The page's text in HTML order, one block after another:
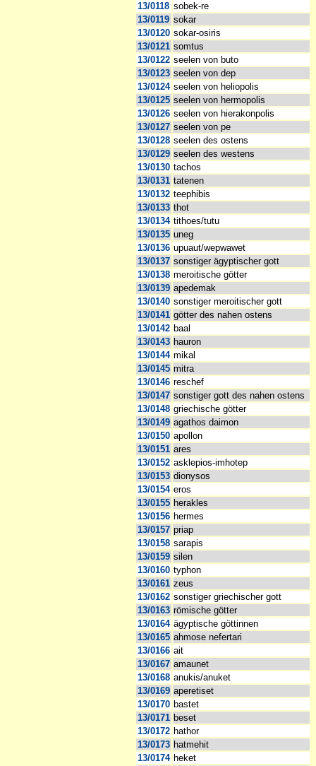
13/0118 sobek-re
13/0119 sokar
13/0120 sokar-osiris
13/0121 somtus
13/0122 seelen von buto
13/0123 seelen von dep
13/0124 seelen von heliopolis
13/0125 seelen von hermopolis
13/0126 seelen von hierakonpolis
13/0127 seelen von pe
13/0128 seelen des ostens
13/0129 seelen des westens
13/0130 tachos
13/0131 tatenen
13/0132 teephibis
13/0133 thot
13/0134 tithoes/tutu
13/0135 uneg
13/0136 upuaut/wepwawet
13/0137 sonstiger ägyptischer gott
13/0138 meroitische götter
13/0139 apedemak
13/0140 sonstiger meroitischer gott
13/0141 götter des nahen ostens
13/0142 baal
13/0143 hauron
13/0144 mikal
13/0145 mitra
13/0146 reschef
13/0147 sonstiger gott des nahen ostens
13/0148 griechische götter
13/0149 agathos daimon
13/0150 apollon
13/0151 ares
13/0152 asklepios-imhotep
13/0153 dionysos
13/0154 eros
13/0155 herakles
13/0156 hermes
13/0157 priap
13/0158 sarapis
13/0159 silen
13/0160 typhon
13/0161 zeus
13/0162 sonstiger griechischer gott
13/0163 römische götter
13/0164 ägyptische göttinnen
13/0165 ahmose nefertari
13/0166 ait
13/0167 amaunet
13/0168 anukis/anuket
13/0169 aperetiset
13/0170 bastet
13/0171 beset
13/0172 hathor
13/0173 hatmehit
13/0174 heket